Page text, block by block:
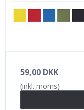
59,00 DKK
(inkl. moms)